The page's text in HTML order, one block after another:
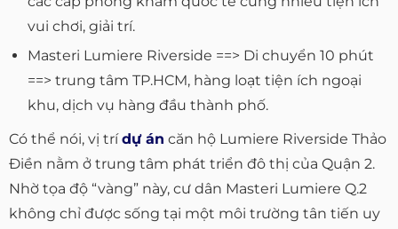
vui chơi, giải trí.
Masteri Lumiere Riverside ==> Di chuyển 10 phút
==> trung tâm TP.HCM, hàng loạt tiện ích ngoại
khu, dịch vụ hàng đầu thành phố.
Có thể nói, vị trídự án căn hộ Lumiere Riverside Thảo
Điền nằm ở trung tâm phát triển đô thị của Quận 2.
Nhờ tọa độ “vàng” này, cư dân Masteri Lumiere Q.2
không chỉ được sống tại một môi trường tân tiến uy